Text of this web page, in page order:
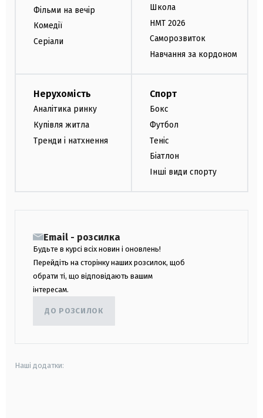
Фільми на вечір
Комедії
Серіали
Школа
НМТ 2026
Саморозвиток
Навчання за кордоном
Нерухомість
Аналітика ринку
Купівля житла
Тренди і натхнення
Спорт
Бокс
Футбол
Теніс
Біатлон
Інші види спорту
Email - розсилка
Будьте в курсі всіх новин і оновлень!
Перейдіть на сторінку наших розсилок, щоб
обрати ті, що відповідають вашим
інтересам.
ДО РОЗСИЛОК
Наші додатки: